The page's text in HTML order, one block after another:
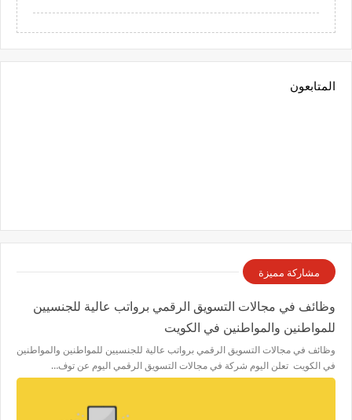
المتابعون
مشاركة مميزة
وظائف في مجالات التسويق الرقمي برواتب عالية للجنسيين
للمواطنين والمواطنين في الكويت
وظائف في مجالات التسويق الرقمي برواتب عالية للجنسيين للمواطنين والمواطنين
في الكويت تعلن اليوم شركة في مجالات التسويق الرقمي اليوم عن توف…